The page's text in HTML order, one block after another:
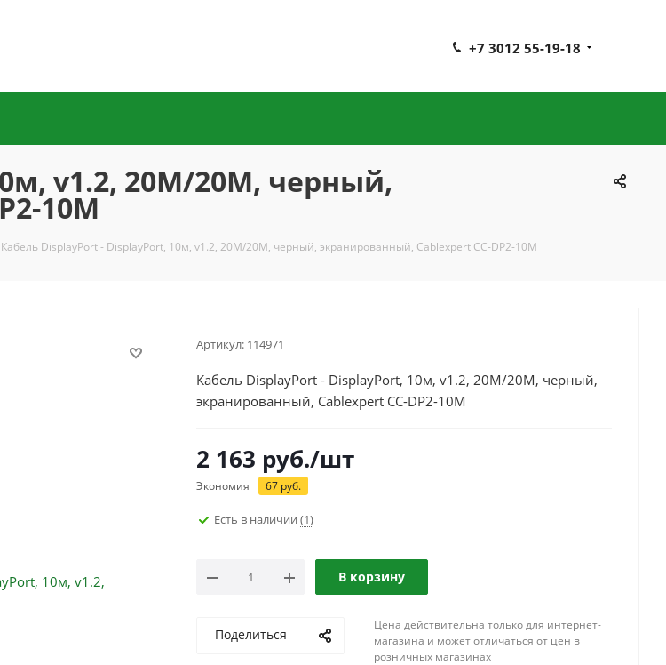
+7 3012 55-19-18
v1.2, 20M/20M, черный,
10M
Кабель DisplayPort - DisplayPort, 10м, v1.2, 20M/20M, черный, экранированный, Cablexpert CC-DP2-10M
Артикул: 114971
Кабель DisplayPort - DisplayPort, 10м, v1.2, 20M/20M, черный,
экранированный, Cablexpert CC-DP2-10M
2 163 руб./шт
Экономия 67 руб.
Есть в наличии (1)
В корзину
Поделиться
Цена действительна только для интернет-
магазина и может отличаться от цен в
розничных магазинах